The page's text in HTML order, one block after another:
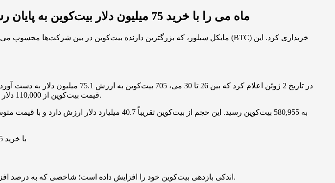
استراتژی (Strategy) ماه می را با خرید 75 میلیون دلار بیت‌کوین به پایان رساند؛ همزمان با کاهش قیمت به 103 هزار دلار
قیمت بیت‌کوین از 110,000 دلار در دوشنبه گذشته به پایین‌ترین حد خود در طول هفته، یعنی 103,400 دلار در پایان هفته، کاهش یافته بود.
با خرید جدید، Strategy اندکی بازدهی بیت‌کوین خود را افزایش داده است؛ شاخصی که به درصد افزایش ارزش دارایی‌های بیت‌کوین این شرکت در یک دوره زمانی خاص اشاره دارد.